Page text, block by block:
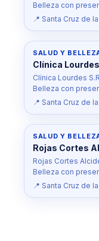
Belleza con
📍 Santa Cruz de
SALUD Y
Clínica Lourdes
Clínica Lourdes
Belleza con
📍 Santa Cruz de
SALUD Y
Rojas Cortes
Rojas Cortes
Belleza con
📍 Santa Cruz de